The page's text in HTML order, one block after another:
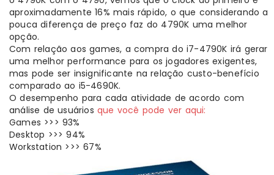
aproximadamente 16% mais rápido, o que considerando a
pouca diferença de preço faz do 4790K uma melhor
opção.
Com relação aos games, a compra do i7-4790K irá gerar
uma melhor performance para os jogadores exigentes,
mas pode ser insignificante na relação custo-benefício
comparado ao i5-4690K.
O desempenho para cada atividade de acordo com
análise de usuários que você pode ver aqui:
Games >>> 93%
Desktop >>> 94%
Workstation >>> 67%